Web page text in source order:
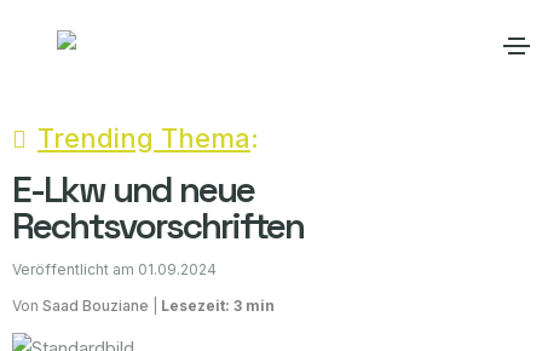
Trending Thema:
E-Lkw und neue
Rechtsvorschriften
Veröffentlicht am 01.09.2024
Von Saad Bouziane Lesezeit: 3 min